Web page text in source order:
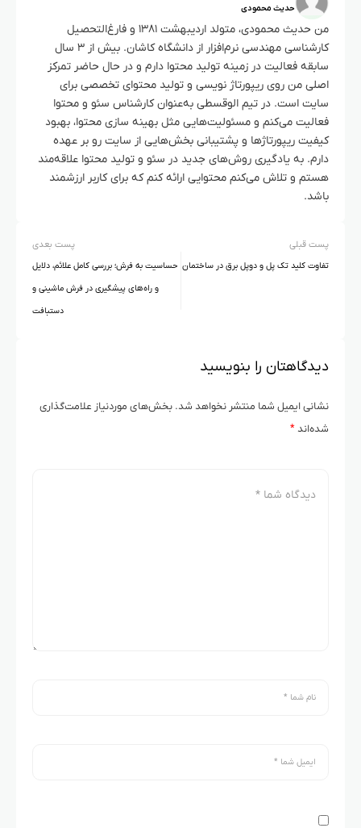
حدیث محمودی
من حدیث محمودی، متولد اردیبهشت ۱۳۸۱ و فارغ‌التحصیل
کارشناسی مهندسی نرم‌افزار از دانشگاه کاشان. بیش از ۳ سال
سابقه فعالیت در زمینه تولید محتوا دارم و در حال حاضر تمرکز
اصلی من روی ریپورتاژ نویسی و تولید محتوای تخصصی برای
سایت است. در تیم الوقسطی به‌عنوان کارشناس سئو و محتوا
فعالیت می‌کنم و مسئولیت‌هایی مثل بهینه سازی محتوا، بهبود
کیفیت ریپورتاژها و پشتیبانی بخش‌هایی از سایت رو بر عهده
دارم. به یادگیری روش‌های جدید در سئو و تولید محتوا علاقه‌مند
هستم و تلاش می‌کنم محتوایی ارائه کنم که برای کاربر ارزشمند
باشد.
پست قبلی
تفاوت کلید تک پل و دوپل برق در ساختمان
پست بعدی
حساسیت به فرش؛ بررسی کامل علائم، دلایل
و راه‌های پیشگیری در فرش ماشینی و
دستبافت
دیدگاهتان را بنویسید
نشانی ایمیل شما منتشر نخواهد شد. بخش‌های موردنیاز علامت‌گذاری
شده‌اند*